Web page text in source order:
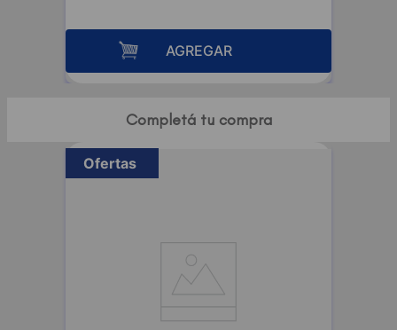
AGREGAR
Completá tu compra
Ofertas